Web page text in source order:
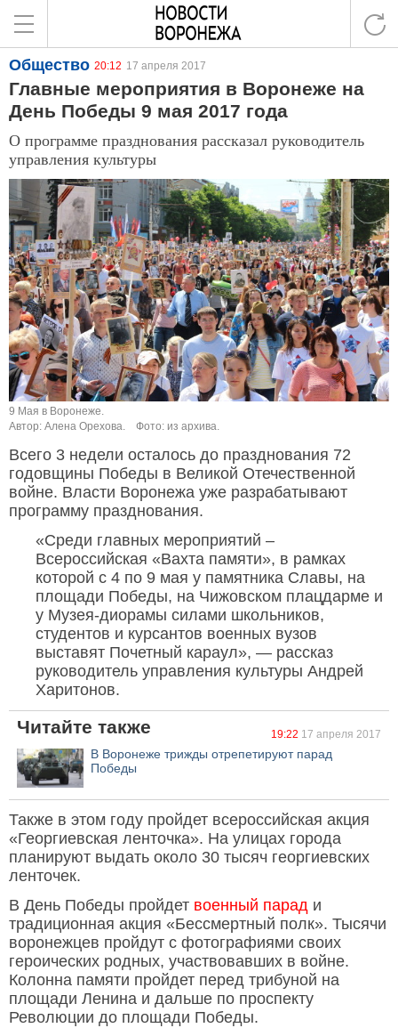
Общество 20:12 17 апреля 2017
Главные мероприятия в Воронеже на
День Победы 9 мая 2017 года
О программе празднования рассказал руководитель
управления культуры
9 Мая в Воронеже.
Автор: Алена Орехова.
Фото: из архива.
Всего 3 недели осталось до празднования 72
годовщины Победы в Великой Отечественной
войне. Власти Воронежа уже разрабатывают
программу празднования.
«Среди главных мероприятий –
Всероссийская «Вахта памяти», в рамках
которой с 4 по 9 мая у памятника Славы, на
площади Победы, на Чижовском плацдарме и
у Музея-диорамы силами школьников,
студентов и курсантов военных вузов
выставят Почетный караул», — рассказ
руководитель управления культуры Андрей
Харитонов.
Читайте также 19:22 17 апреля 2017
В Воронеже трижды отрепетируют парад
Победы
Также в этом году пройдет всероссийская акция
«Георгиевская ленточка». На улицах города
планируют выдать около 30 тысяч георгиевских
ленточек.
В День Победы пройдет военный парад и
традиционная акция «Бессмертный полк». Тысячи
воронежцев пройдут с фотографиями своих
героических родных, участвовавших в войне.
Колонна памяти пройдет перед трибуной на
площади Ленина и дальше по проспекту
Революции до площади Победы.